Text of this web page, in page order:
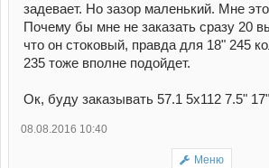
задевает. Но зазор маленький. Мне
Почему бы мне не заказать сразу 20
что он стоковый, правда для 18" 245
235 тоже вполне подойдет.
Ок, буду заказывать 57.1 5х112 7.5"
08.08.2016 10:40
Меню